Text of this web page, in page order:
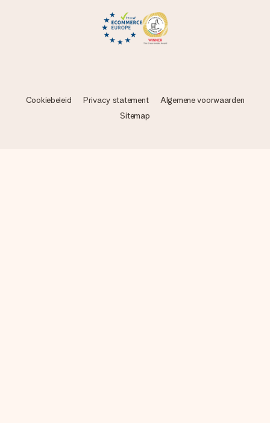
Cookiebeleid Privacy statement
Algemene voorwaarden
Sitemap